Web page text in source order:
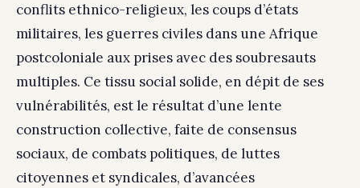
conflits ethnico-religieux, les coups d’états
militaires, les guerres civiles dans une Afrique
postcoloniale aux prises avec des soubresauts
multiples. Ce tissu social solide, en dépit de ses
vulnérabilités, est le résultat d’une lente
construction collective, faite de consensus
sociaux, de combats politiques, de luttes
citoyennes et syndicales, d’avancées